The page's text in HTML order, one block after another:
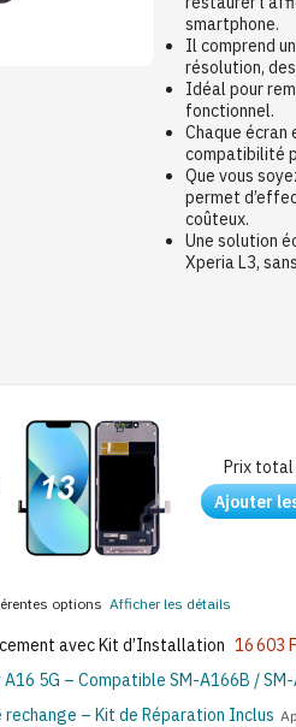
smartphone.
Il comprend
résolution,
Idéal pour
fonctionnel.
Chaque
compatibilité
Que vous
permet
coûteux.
Une solution
Xperia L3,
Prix total
Ajouter
options Afficher les détails
avec Kit d’Installation 16 603
5G – Compatible SM-A166B /
– Kit de Réparation Inclus